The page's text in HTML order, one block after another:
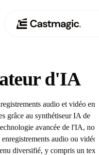
d'IA
audio et vidéo en
grâce au synthétiseur IA de
avancée de l'IA,
audio ou vidéo
diversifié, y compris un